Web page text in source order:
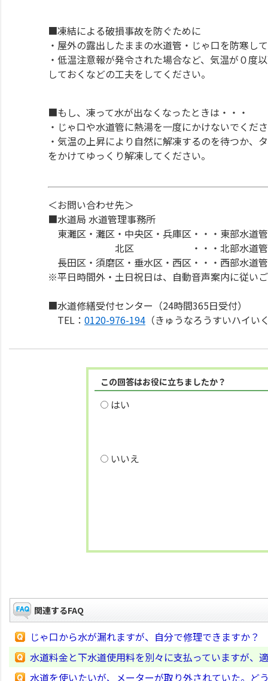
■凍結による破損事故を防ぐために
・屋外の露出したままの水道管・じゃ口を防寒し
・低温注意報が発令された場合など、気温が０度
しておくなどの工夫をしてください。
■もし、凍って水が出なくなったときは・・・
・じゃ口や水道管に熱湯を一度にかけないでくだ
・気温の上昇により自然に解凍するのを待つか、
をかけてゆっくり解凍してください。
＜お問い合わせ先＞
■水道局 水道管理事務所
東灘区・灘区・中央区・兵庫区・・・東部水道
北区 ・・・北部水道管理事
長田区・須磨区・垂水区・西区・・・西部水道
※平日時間外・土日祝日は、自動音声案内に従い
■水道修繕受付センター（24時間365日受付）
TEL： 0120-976-194 （きゅうなろうすいハイ
この回答はお役に立ちましたか？
はい
いいえ
関連するFAQ
じゃ口から水が漏れますが、自分で修理できますか？
水道料金と下水道使用料を別々に支払っていますが、
水道を使いたいが、メーターが取り外されていた。ど